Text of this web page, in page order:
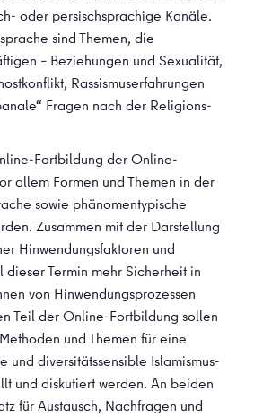
oder persisch­sprachige Kanäle.
sind Themen, die
– Beziehungen und Sexualität,
Rassismus­erfahrungen
Fragen nach der Religions­
Fortbildung der Online-
allem Formen und Themen in der
sowie phänomen­typische
Zusammen mit der Darstellung
Hinwendungs­faktoren und
Termin mehr Sicherheit in
von Hinwendungs­prozessen
Teil der Online-Fortbildung sollen
und Themen für eine
und diversitäts­sensible Islamismus­
und diskutiert werden. An beiden
für Austausch, Nachfragen und